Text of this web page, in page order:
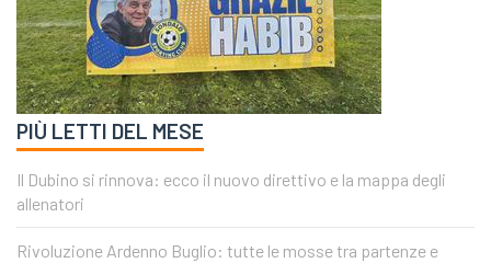
PIÙ LETTI DEL MESE
Il Dubino si rinnova: ecco il nuovo direttivo e la mappa degli
allenatori
Rivoluzione Ardenno Buglio: tutte le mosse tra partenze e